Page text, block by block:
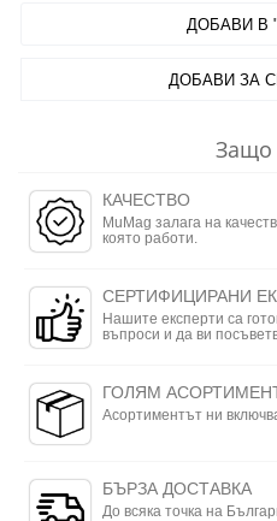
ДОБАВИ В
ДОБАВИ ЗА
Защо
КАЧЕСТВО
MuMag залага на
която работи.
СЕРТИФИЦИРАНИ
Нашите експерти са
въпроси и да ви
ГОЛЯМ
Асортиментът ни
БЪРЗА ДОСТАВКА
До всяка точка на